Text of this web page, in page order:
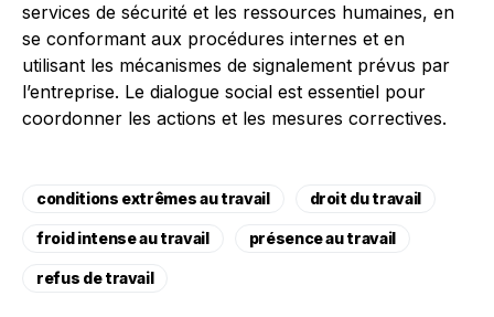
services de sécurité et les ressources humaines, en
se conformant aux procédures internes et en
utilisant les mécanismes de signalement prévus par
l’entreprise. Le dialogue social est essentiel pour
coordonner les actions et les mesures correctives.
conditions extrêmes au travail droit du travail
froid intense au travail présence au travail
refus de travail